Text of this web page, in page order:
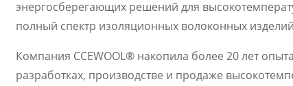
энергосберегающих решений для
полный спектр изоляционных волоконных
Компания CCEWOOL® накопила более 20 лет
разработках, производстве и продаже